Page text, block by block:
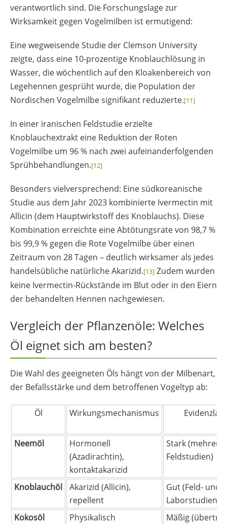
verantwortlich sind. Die Forschungslage zur
Wirksamkeit gegen Vogelmilben ist ermutigend:
Eine wegweisende Studie der Clemson University
zeigte, dass eine 10-prozentige Knoblauchlösung in
Wasser, die wöchentlich auf den Kloakenbereich von
Legehennen gesprüht wurde, die Population der
Nordischen Vogelmilbe signifikant reduzierte.[11]
In einer iranischen Feldstudie erzielte
Knoblauchextrakt eine Reduktion der Roten
Vogelmilbe um 96 % nach zwei aufeinanderfolgenden
Sprühbehandlungen.[12]
Besonders vielversprechend: Eine südkoreanische
Studie aus dem Jahr 2023 kombinierte Ivermectin mit
Allicin (dem Hauptwirkstoff des Knoblauchs). Diese
Kombination erreichte eine Abtötungsrate von 98,7 %
bis 99,9 % gegen die Rote Vogelmilbe über einen
Zeitraum von 28 Tagen – deutlich wirksamer als jedes
handelsübliche natürliche Akarizid.[13] Zudem wurden
keine Ivermectin-Rückstände im Blut oder in den Eiern
der behandelten Hennen nachgewiesen.
Vergleich der Pflanzenöle: Welches
Öl eignet sich am besten?
Die Wahl des geeigneten Öls hängt von der Milbenart,
der Befallsstärke und dem betroffenen Vogeltyp ab:
Öl Wirkungsmechanismus
Neemöl
Hormonell
(Azadirachtin),
kontaktakarizid
Stark (mehrere
Feldstudien)
Knoblauchöl
Akarizid (Allicin),
repellent
Gut (Feld- und
Laborstudien)
Kokosöl
Physikalisch
Mäßig